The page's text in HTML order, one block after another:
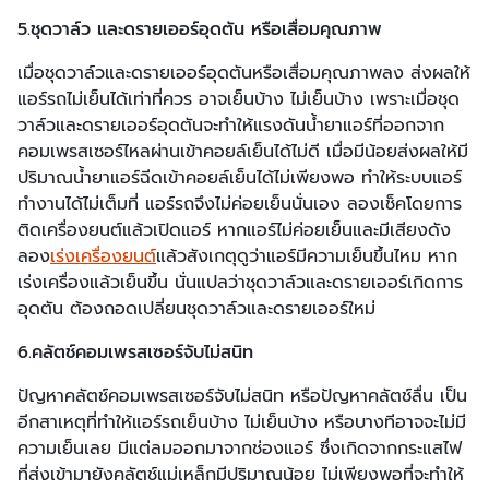
5.ชุดวาล์ว และดรายเออร์อุดตัน หรือเสื่อมคุณภาพ
เมื่อชุดวาล์วและดรายเออร์อุดตันหรือเสื่อมคุณภาพลง ส่งผลให้
แอร์รถไม่เย็นได้เท่าที่ควร อาจเย็นบ้าง ไม่เย็นบ้าง เพราะเมื่อชุด
วาล์วและดรายเออร์อุดตันจะทำให้แรงดันน้ำยาแอร์ที่ออกจาก
คอมเพรสเซอร์ไหลผ่านเข้าคอยล์เย็นได้ไม่ดี เมื่อมีน้อยส่งผลให้มี
ปริมาณน้ำยาแอร์ฉีดเข้าคอยล์เย็นได้ไม่เพียงพอ ทำให้ระบบแอร์
ทำงานได้ไม่เต็มที่ แอร์รถจึงไม่ค่อยเย็นนั่นเอง ลองเช็คโดยการ
ติดเครื่องยนต์แล้วเปิดแอร์ หากแอร์ไม่ค่อยเย็นและมีเสียงดัง
ลองเร่งเครื่องยนต์แล้วสังเกตุดูว่าแอร์มีความเย็นขึ้นไหม หาก
เร่งเครื่องแล้วเย็นขึ้น นั่นแปลว่าชุดวาล์วและดรายเออร์เกิดการ
อุดตัน ต้องถอดเปลี่ยนชุดวาล์วและดรายเออร์ใหม่
6.คลัตช์คอมเพรสเซอร์จับไม่สนิท
ปัญหาคลัตช์คอมเพรสเซอร์จับไม่สนิท หรือปัญหาคลัตช์ลื่น เป็น
อีกสาเหตุที่ทำให้แอร์รถเย็นบ้าง ไม่เย็นบ้าง หรือบางทีอาจจะไม่มี
ความเย็นเลย มีแต่ลมออกมาจากช่องแอร์ ซึ่งเกิดจากกระแสไฟ
ที่ส่งเข้ามายังคลัตช์แม่เหล็กมีปริมาณน้อย ไม่เพียงพอที่จะทำให้